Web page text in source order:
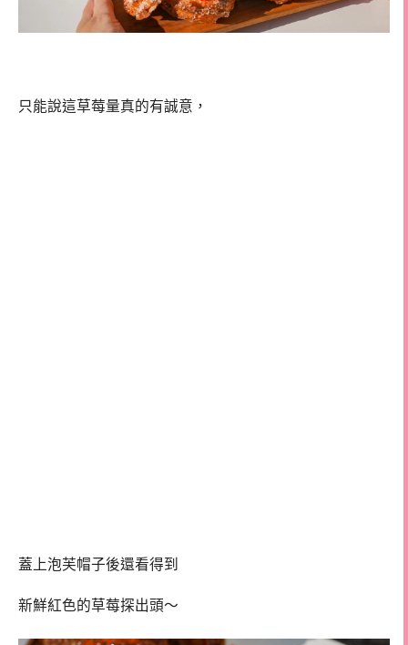
只能說這草莓量真的有誠意，
蓋上泡芙帽子後還看得到
新鮮紅色的草莓探出頭～